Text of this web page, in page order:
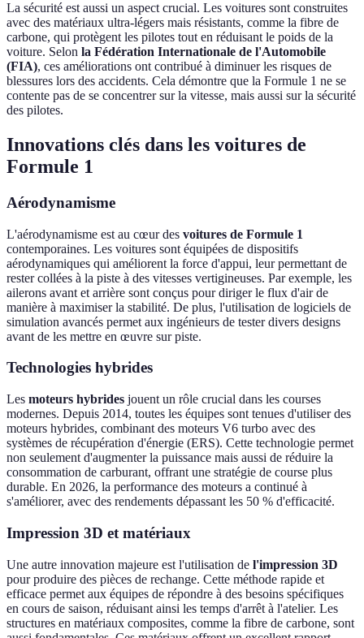
La sécurité est aussi un aspect crucial. Les voitures sont construites
avec des matériaux ultra-légers mais résistants, comme la fibre de
carbone, qui protègent les pilotes tout en réduisant le poids de la
voiture. Selon la Fédération Internationale de l'Automobile
(FIA), ces améliorations ont contribué à diminuer les risques de
blessures lors des accidents. Cela démontre que la Formule 1 ne se
contente pas de se concentrer sur la vitesse, mais aussi sur la sécurité
des pilotes.
Innovations clés dans les voitures de
Formule 1
Aérodynamisme
L'aérodynamisme est au cœur des voitures de Formule 1
contemporaines. Les voitures sont équipées de dispositifs
aérodynamiques qui améliorent la force d'appui, leur permettant de
rester collées à la piste à des vitesses vertigineuses. Par exemple, les
ailerons avant et arrière sont conçus pour diriger le flux d'air de
manière à maximiser la stabilité. De plus, l'utilisation de logiciels de
simulation avancés permet aux ingénieurs de tester divers designs
avant de les mettre en œuvre sur piste.
Technologies hybrides
Les moteurs hybrides jouent un rôle crucial dans les courses
modernes. Depuis 2014, toutes les équipes sont tenues d'utiliser des
moteurs hybrides, combinant des moteurs V6 turbo avec des
systèmes de récupération d'énergie (ERS). Cette technologie permet
non seulement d'augmenter la puissance mais aussi de réduire la
consommation de carburant, offrant une stratégie de course plus
durable. En 2026, la performance des moteurs a continué à
s'améliorer, avec des rendements dépassant les 50 % d'efficacité.
Impression 3D et matériaux
Une autre innovation majeure est l'utilisation de l'impression 3D
pour produire des pièces de rechange. Cette méthode rapide et
efficace permet aux équipes de répondre à des besoins spécifiques
en cours de saison, réduisant ainsi les temps d'arrêt à l'atelier. Les
structures en matériaux composites, comme la fibre de carbone, sont